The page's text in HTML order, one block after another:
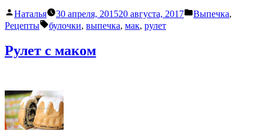
Написано
автором
Наталья 30 апреля, 201520 августа, 2017
Написано
Выпечка,
Рецепты
Метки:
булочки, выпечка, мак, рулет
Рулет с маком